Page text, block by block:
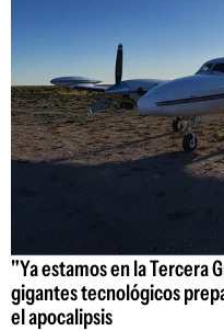
"Ya estamos en la Tercera
gigantes tecnológicos
el apocalipsis